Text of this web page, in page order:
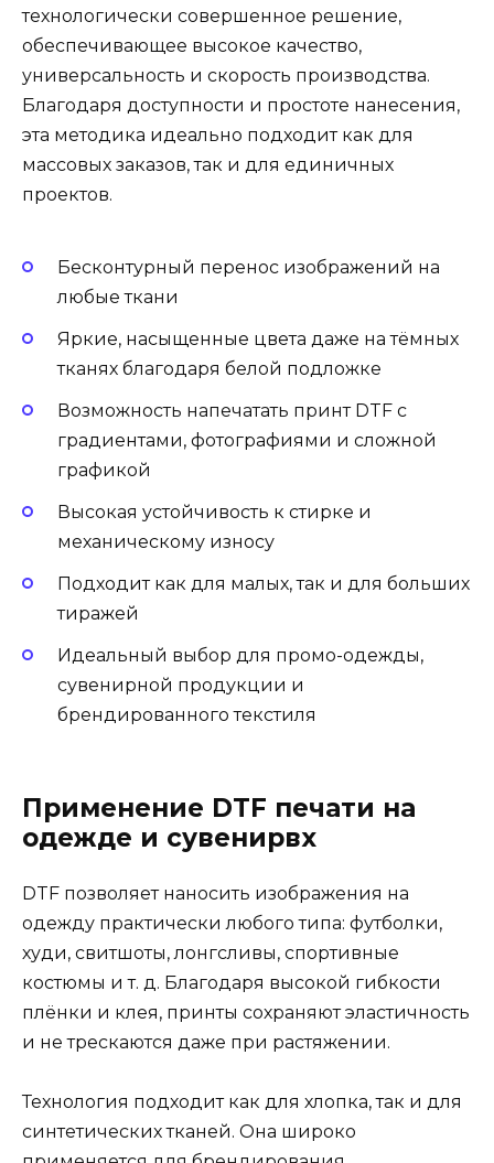
технологически совершенное решение,
обеспечивающее высокое качество,
универсальность и скорость производства.
Благодаря доступности и простоте нанесения,
эта методика идеально подходит как для
массовых заказов, так и для единичных
проектов.
Бесконтурный перенос изображений на
любые ткани
Яркие, насыщенные цвета даже на тёмных
тканях благодаря белой подложке
Возможность напечатать принт DTF с
градиентами, фотографиями и сложной
графикой
Высокая устойчивость к стирке и
механическому износу
Подходит как для малых, так и для больших
тиражей
Идеальный выбор для промо-одежды,
сувенирной продукции и
брендированного текстиля
Применение DTF печати на
одежде и сувенирвх
DTF позволяет наносить изображения на
одежду практически любого типа: футболки,
худи, свитшоты, лонгсливы, спортивные
костюмы и т. д. Благодаря высокой гибкости
плёнки и клея, принты сохраняют эластичность
и не трескаются даже при растяжении.
Технология подходит как для хлопка, так и для
синтетических тканей. Она широко